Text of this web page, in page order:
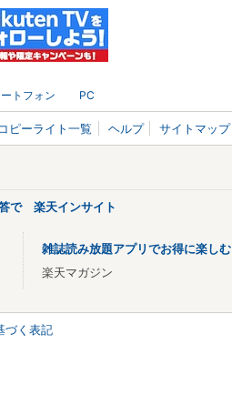
トフォン PC
コピーライト一覧 ヘルプ サイトマップ
で 楽天インサイト
雑誌読み放題アプリでお得に楽しむ
楽天マガジン
づく表記